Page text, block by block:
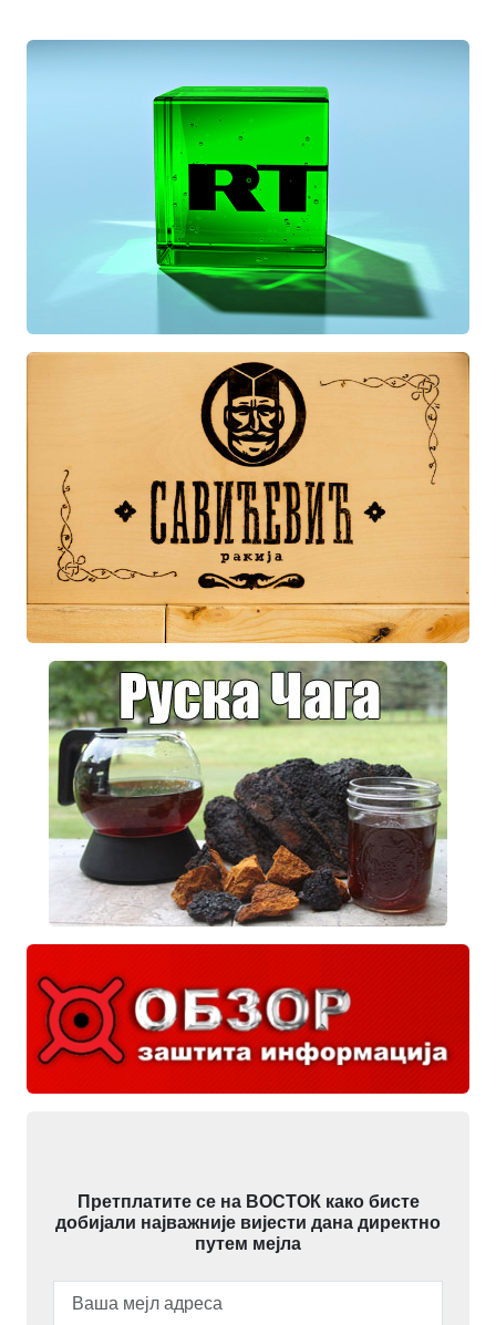
Претплатите се на ВОСТОК како бисте
добијали најважније вијести дана директно
путем мејла